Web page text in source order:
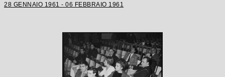
28 GENNAIO 1961 - 06 FEBBRAIO 1961